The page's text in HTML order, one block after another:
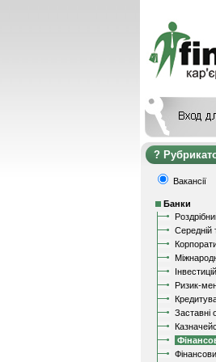
Вакансії
Банки
Середній
Ризик-
Заставні